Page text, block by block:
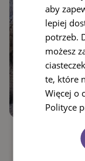
aby
lepiej
potrzeb.
możesz
te, które
Więcej o
Polityce